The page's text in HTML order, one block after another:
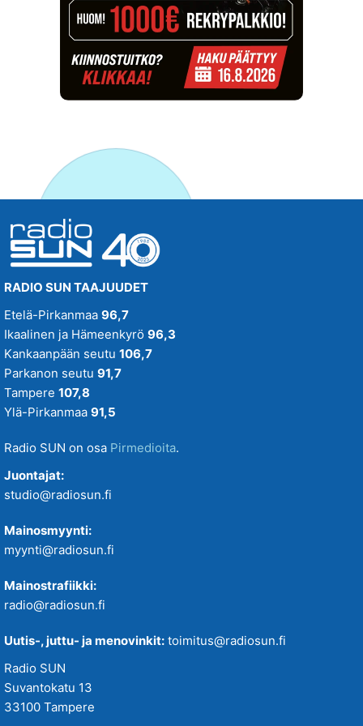
RADIO SUN TAAJUUDET
Etelä-Pirkanmaa 96,7
Ikaalinen ja Hämeenkyrö 96,3
Kankaanpään seutu 106,7
Parkanon seutu 91,7
Tampere 107,8
Ylä-Pirkanmaa 91,5
Radio SUN on osa Pirmedioita.
Juontajat:
studio@radiosun.fi
Mainosmyynti:
myynti@radiosun.fi
Mainostrafiikki:
radio@radiosun.fi
Uutis-, juttu- ja menovinkit: toimitus@radiosun.fi
Radio SUN
Suvantokatu 13
33100 Tampere